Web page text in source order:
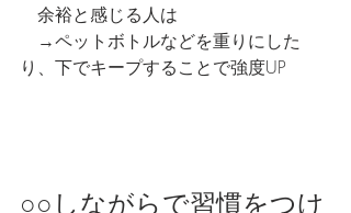
余裕と感じる人は
→ペットボトルなどを重りにした
り、下でキープすることで強度UP
○○しながらで習慣をつけ